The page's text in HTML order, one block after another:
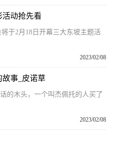
活动抢先看
于2月18日开幕三大东坡主题活
2023/02/08
事_皮诺草
的木头，一个叫杰佩托的人买了
2023/02/08